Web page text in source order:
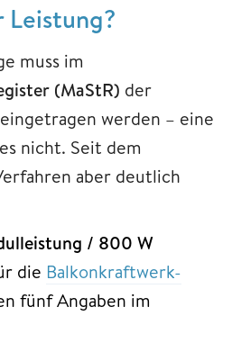
muss im
(MaStR) der
werden – eine
nicht. Seit dem
aber deutlich
/ 800 W
die Balkonkraftwerk-
fünf Angaben im